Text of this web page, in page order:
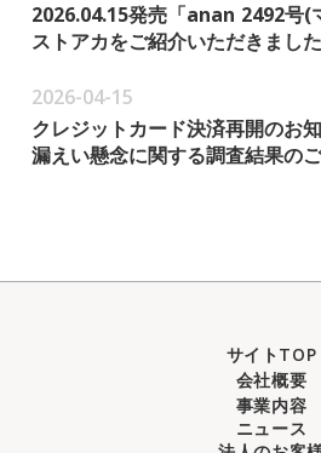
2026.04.15発売「anan 2492号(
ストアカをご紹介いただきました
2026-04-15
クレジットカード決済再開のお
漏えい懸念に関する調査結果の
サイトTOP
会社概要
事業内容
ニュース